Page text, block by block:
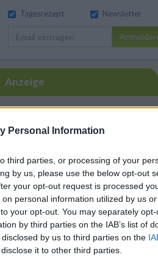
Personal Information
third parties, or processing of your
by us, please use the below opt-out
your opt-out request is processed
personal information utilized by us
your opt-out. You may separately
by third parties on the IAB’s list of
by us to third parties on the
it to other third parties.
Tagesrezept
Newsletter
Anmelden
Anzeige